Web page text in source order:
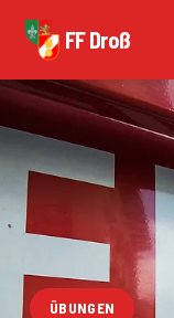
FF Droß
ÜBUNGEN